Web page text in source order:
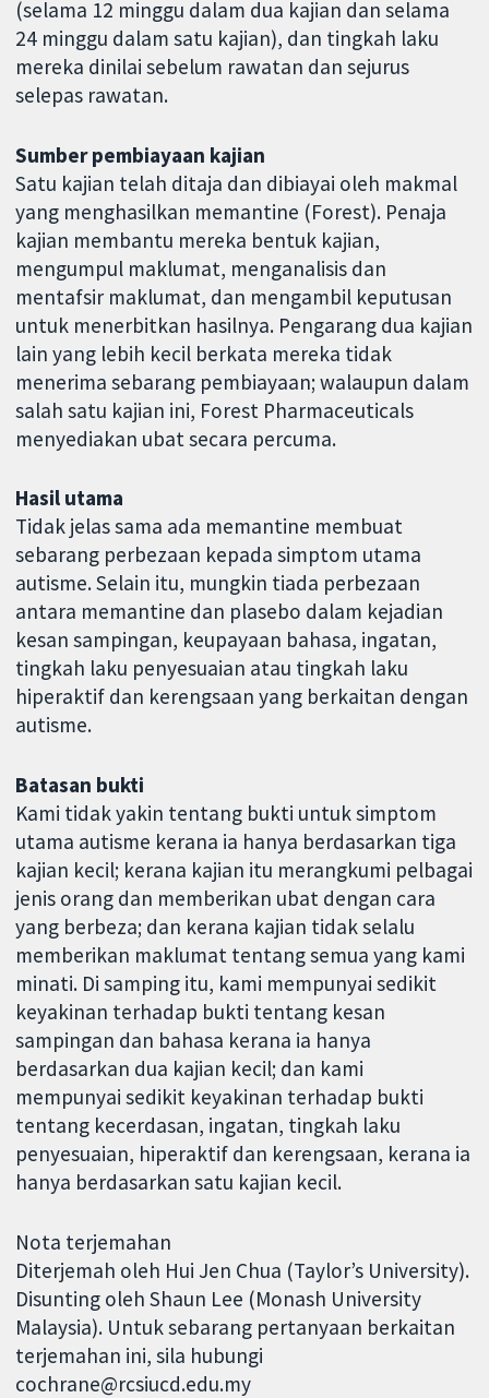
(selama 12 minggu dalam dua kajian dan selama
24 minggu dalam satu kajian), dan tingkah laku
mereka dinilai sebelum rawatan dan sejurus
selepas rawatan.
Sumber pembiayaan kajian
Satu kajian telah ditaja dan dibiayai oleh makmal
yang menghasilkan memantine (Forest). Penaja
kajian membantu mereka bentuk kajian,
mengumpul maklumat, menganalisis dan
mentafsir maklumat, dan mengambil keputusan
untuk menerbitkan hasilnya. Pengarang dua kajian
lain yang lebih kecil berkata mereka tidak
menerima sebarang pembiayaan; walaupun dalam
salah satu kajian ini, Forest Pharmaceuticals
menyediakan ubat secara percuma.
Hasil utama
Tidak jelas sama ada memantine membuat
sebarang perbezaan kepada simptom utama
autisme. Selain itu, mungkin tiada perbezaan
antara memantine dan plasebo dalam kejadian
kesan sampingan, keupayaan bahasa, ingatan,
tingkah laku penyesuaian atau tingkah laku
hiperaktif dan kerengsaan yang berkaitan dengan
autisme.
Batasan bukti
Kami tidak yakin tentang bukti untuk simptom
utama autisme kerana ia hanya berdasarkan tiga
kajian kecil; kerana kajian itu merangkumi pelbagai
jenis orang dan memberikan ubat dengan cara
yang berbeza; dan kerana kajian tidak selalu
memberikan maklumat tentang semua yang kami
minati. Di samping itu, kami mempunyai sedikit
keyakinan terhadap bukti tentang kesan
sampingan dan bahasa kerana ia hanya
berdasarkan dua kajian kecil; dan kami
mempunyai sedikit keyakinan terhadap bukti
tentang kecerdasan, ingatan, tingkah laku
penyesuaian, hiperaktif dan kerengsaan, kerana ia
hanya berdasarkan satu kajian kecil.
Nota terjemahan
Diterjemah oleh Hui Jen Chua (Taylor’s University).
Disunting oleh Shaun Lee (Monash University
Malaysia). Untuk sebarang pertanyaan berkaitan
terjemahan ini, sila hubungi
cochrane@rcsiucd.edu.my